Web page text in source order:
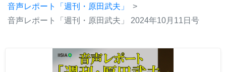
音声レポート「週刊・原田武夫」
音声レポート「週刊・原田武夫」 2024年10月11日号